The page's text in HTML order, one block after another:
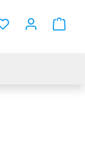
Du hast 0